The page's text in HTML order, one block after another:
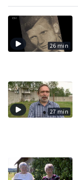
26 min
27 min